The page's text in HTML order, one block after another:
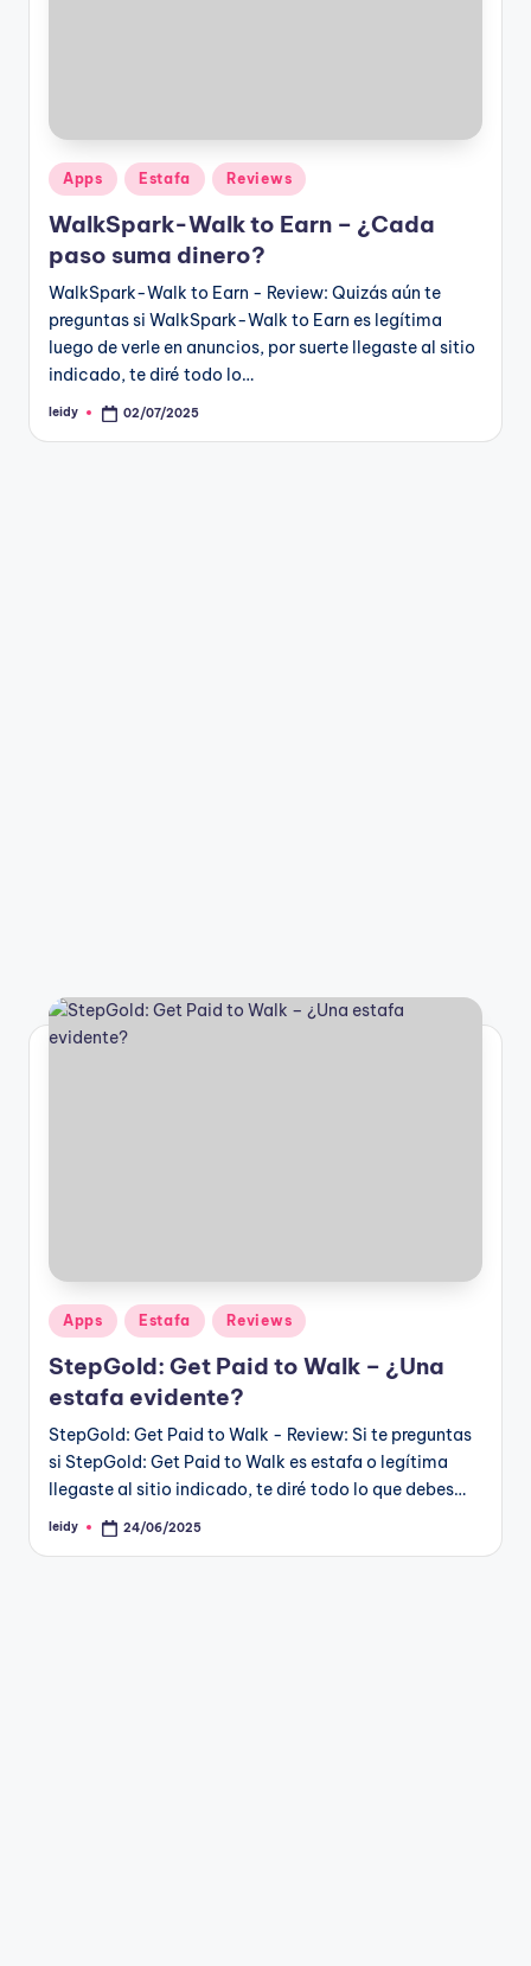
Publicado
en
Apps Estafa Reviews
WalkSpark-Walk to Earn – ¿Cada
paso suma dinero?
WalkSpark-Walk to Earn - Review: Quizás aún te
preguntas si WalkSpark-Walk to Earn es legítima
luego de verle en anuncios, por suerte llegaste al sitio
indicado, te diré todo lo…
Publicado
leidy 02/07/2025
Publicado
en
Apps Estafa Reviews
StepGold: Get Paid to Walk – ¿Una
estafa evidente?
StepGold: Get Paid to Walk - Review: Si te preguntas
si StepGold: Get Paid to Walk es estafa o legítima
llegaste al sitio indicado, te diré todo lo que debes…
Publicado
leidy 24/06/2025